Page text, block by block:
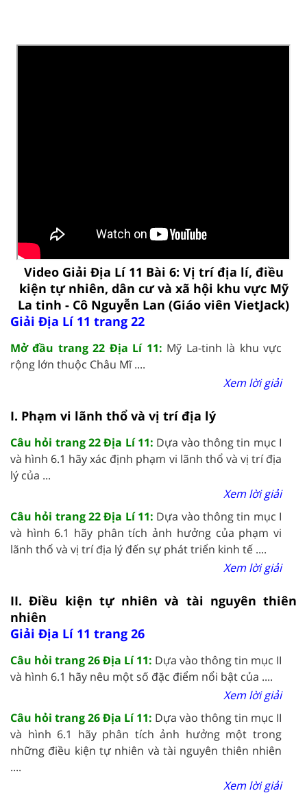
Video Giải Địa Lí 11 Bài 6: Vị trí địa lí, điều
kiện tự nhiên, dân cư và xã hội khu vực Mỹ
La tinh - Cô Nguyễn Lan (Giáo viên VietJack)
Giải Địa Lí 11 trang 22
Mở đầu trang 22 Địa Lí 11: Mỹ La-tinh là khu vực
rộng lớn thuộc Châu Mĩ ....
Xem lời giải
I. Phạm vi lãnh thổ và vị trí địa lý
Câu hỏi trang 22 Địa Lí 11: Dựa vào thông tin mục I
và hình 6.1 hãy xác định phạm vi lãnh thổ và vị trí địa
lý của ...
Xem lời giải
Câu hỏi trang 22 Địa Lí 11: Dựa vào thông tin mục I
và hình 6.1 hãy phân tích ảnh hưởng của phạm vi
lãnh thổ và vị trí địa lý đến sự phát triển kinh tế ....
Xem lời giải
II. Điều kiện tự nhiên và tài nguyên thiên
nhiên
Giải Địa Lí 11 trang 26
Câu hỏi trang 26 Địa Lí 11: Dựa vào thông tin mục II
và hình 6.1 hãy nêu một số đặc điểm nổi bật của ....
Xem lời giải
Câu hỏi trang 26 Địa Lí 11: Dựa vào thông tin mục II
và hình 6.1 hãy phân tích ảnh hưởng một trong
những điều kiện tự nhiên và tài nguyên thiên nhiên
....
Xem lời giải